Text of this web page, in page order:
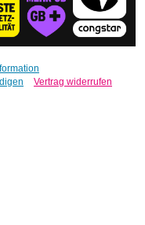
Vertrag widerrufen